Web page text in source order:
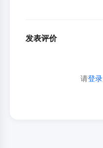
发表评价
请登录